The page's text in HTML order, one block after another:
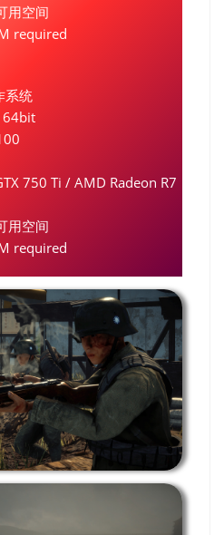
用空间
required
系统
64bit
750 Ti / AMD Radeon R7
用空间
required